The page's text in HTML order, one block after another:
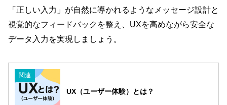
「正しい入力」が自然に導かれるようなメッセージ設計と
視覚的なフィードバックを整え、UXを高めながら安全な
データ入力を実現しましょう。
関連
UX（ユーザー体験）とは？